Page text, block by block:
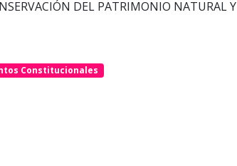
DEL PATRIMONIO NATURAL Y
Constitucionales